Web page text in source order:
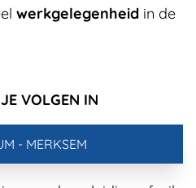
werkgelegenheid in de
VOLGEN IN
- MERKSEM